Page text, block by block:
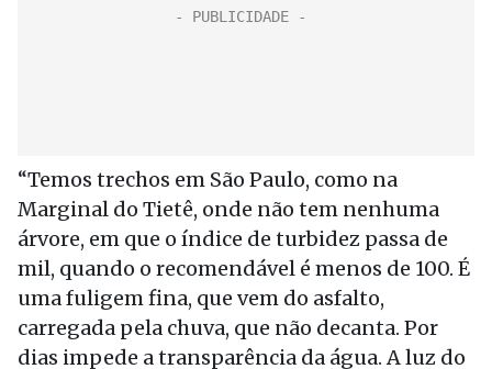
“Temos trechos em São Paulo, como na
Marginal do Tietê, onde não tem nenhuma
árvore, em que o índice de turbidez passa de
mil, quando o recomendável é menos de 100. É
uma fuligem fina, que vem do asfalto,
carregada pela chuva, que não decanta. Por
dias impede a transparência da água. A luz do